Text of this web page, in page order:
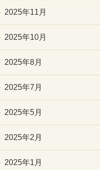
2025年11月
2025年10月
2025年8月
2025年7月
2025年5月
2025年2月
2025年1月